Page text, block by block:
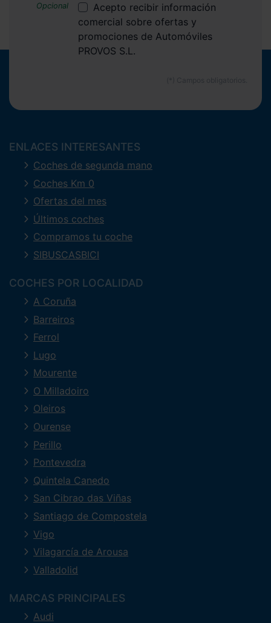
Acepto recibir información
comercial sobre ofertas y
promociones de Automóviles
PROVOS S.L.
ENLACES INTERESANTES
Coches de segunda mano
Coches Km 0
Ofertas del mes
Últimos coches
Compramos tu coche
SIBUSCASBICI
COCHES POR LOCALIDAD
A Coruña
Barreiros
Ferrol
Lugo
Mourente
O Milladoiro
Oleiros
Ourense
Perillo
Pontevedra
Quintela Canedo
San Cibrao das Viñas
Santiago de Compostela
Vigo
Vilagarcía de Arousa
Valladolid
MARCAS PRINCIPALES
Audi